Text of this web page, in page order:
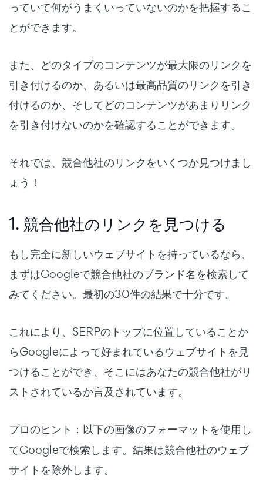
っていて何がうまくいっていないのかを把握するこ
とができます。
また、どのタイプのコンテンツが最大限のリンクを
引き付けるのか、あるいは最高品質のリンクを引き
付けるのか、そしてどのコンテンツがあまりリンク
を引き付けないのかを確認することができます。
それでは、競合他社のリンクをいくつか見つけまし
ょう！
1. 競合他社のリンクを見つける
もし完全に新しいウェブサイトを持っているなら、
まずはGoogleで競合他社のブランド名を検索して
みてください。最初の30件の結果で十分です。
これにより、SERPのトップに位置していることか
らGoogleによって好まれているウェブサイトを見
つけることができ、そこにはあなたの競合他社がリ
ストされているか言及されています。
プロのヒント ：以下の画像のフォーマットを使用し
てGoogleで検索します。結果は競合他社のウェブ
サイトを除外します。